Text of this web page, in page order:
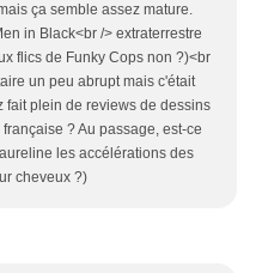
ça semble assez mature.
in Black<br /> extraterrestre
flics de Funky Cops non ?)<br
un peu abrupt mais c'était
fait plein de reviews de dessins
? Au passage, est-ce
les accélérations des
cheveux ?)